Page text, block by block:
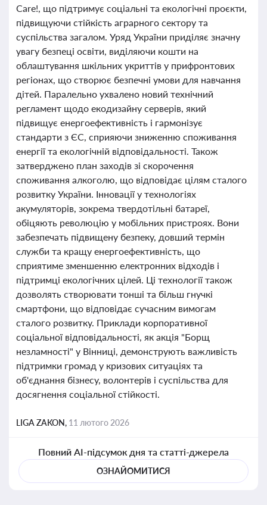
Care!, що підтримує соціальні та екологічні проєкти,
підвищуючи стійкість аграрного сектору та
суспільства загалом. Уряд України приділяє значну
увагу безпеці освіти, виділяючи кошти на
облаштування шкільних укриттів у прифронтових
регіонах, що створює безпечні умови для навчання
дітей. Паралельно ухвалено новий технічний
регламент щодо екодизайну серверів, який
підвищує енергоефективність і гармонізує
стандарти з ЄС, сприяючи зниженню споживання
енергії та екологічній відповідальності. Також
затверджено план заходів зі скорочення
споживання алкоголю, що відповідає цілям сталого
розвитку України. Інновації у технологіях
акумуляторів, зокрема твердотільні батареї,
обіцяють революцію у мобільних пристроях. Вони
забезпечать підвищену безпеку, довший термін
служби та кращу енергоефективність, що
сприятиме зменшенню електронних відходів і
підтримці екологічних цілей. Ці технології також
дозволять створювати тонші та більш гнучкі
смартфони, що відповідає сучасним вимогам
сталого розвитку. Приклади корпоративної
соціальної відповідальності, як акція "Борщ
незламності" у Вінниці, демонструють важливість
підтримки громад у кризових ситуаціях та
об'єднання бізнесу, волонтерів і суспільства для
досягнення соціальної стійкості.
LIGA ZAKON, 11 лютого 2026
Повний AI-підсумок дня та статті-джерела
ОЗНАЙОМИТИСЯ